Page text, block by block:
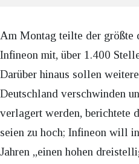
Am Montag teilte der größte
Infineon mit, über 1.400
Darüber hinaus sollen
Deutschland verschwinden
verlagert werden, berichtete
seien zu hoch; Infineon will
Jahren „einen hohen